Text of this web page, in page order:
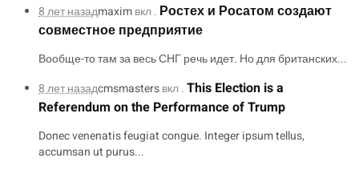
8 лет назадmaximвкл . Ростех и Росатом создают
совместное предприятие
Вообще-то там за весь СНГ речь идет. Но для британских...
8 лет назадcmsmastersвкл .This Election is a
Referendum on the Performance of Trump
Donec venenatis feugiat congue. Integer ipsum tellus,
accumsan ut purus...